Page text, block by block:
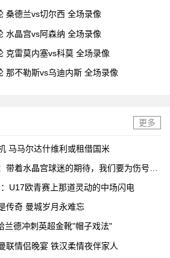
桑德兰vs切尔西 全场录像
水晶宫vs阿森纳 全场录像
克雷莫内塞vs科莫 全场录像
那不勒斯vs乌迪内斯 全场录像
更多
马马尔达什维利或租借国米
带着水晶宫球迷的期待，我们要为伤号而
U17欧青赛上那道灵动的中场闪电
传奇 曼城岁月永难忘
兰德冲刺英超金靴"帽子戏法"
联情侣晚宴 铁汉柔情夜伴家人